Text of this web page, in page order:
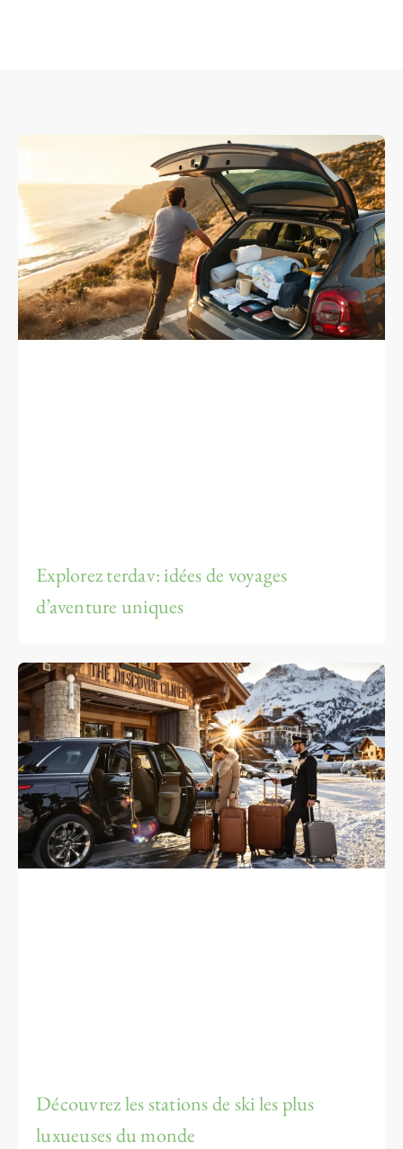
Explorez terdav: idées de voyages
d’aventure uniques
Découvrez les stations de ski les plus
luxueuses du monde